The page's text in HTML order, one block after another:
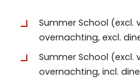
Summer School (excl.
overnachting, excl.
Summer School (excl.
overnachting, incl.